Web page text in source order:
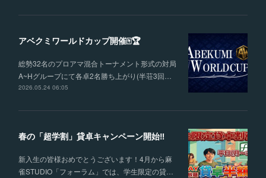
アベクミワールドカップ開催🀄🏆
総勢32名のプロアマ混合トーナメント形式の対局
A~Hグループにて各卓2名勝ち上がり(半荘3回…
2026.05.24 06:05
春の「超学割」貸卓キャンペーン開始‼
新入生の皆様おめでとうございます！4月から麻
雀STUDIO「フォーラム」では、学生限定の貸…